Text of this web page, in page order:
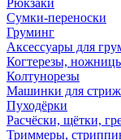
Рюкзаки
Сумки-переноски
Груминг
Аксессуары для
Когтерезы,
Колтунорезы
Машинки для
Пуходёрки
Расчёски, щётки,
Триммеры,